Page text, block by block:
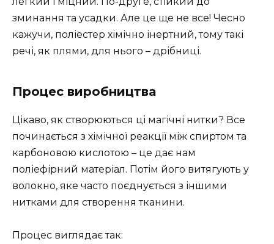
зминання та усадки. Але це ще не все! Чесно
кажучи, поліестер хімічно інертний, тому такі
речі, як плями, для нього – дрібниці.
Процес виробництва
Цікаво, як створюються ці магічні нитки? Все
починається з хімічної реакції між спиртом та
карбоновою кислотою – це дає нам
поліефірний матеріал. Потім його витягують у
волокно, яке часто поєднується з іншими
нитками для створення тканини.
Процес виглядає так: